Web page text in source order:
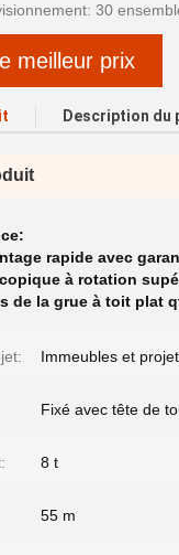
30
meilleur prix
Description du
rapide avec
à rotation
de la grue à toit plat
Immeubles et
Fixé avec tête de
8 t
55 m